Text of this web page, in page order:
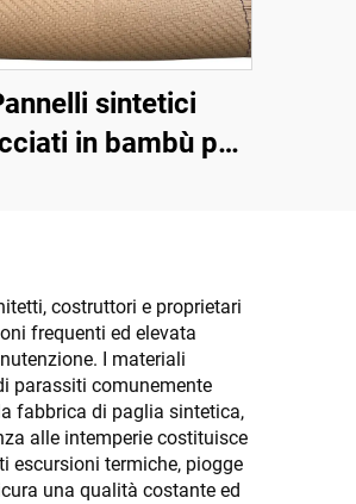
sintetici
in bambù per
costruttori e proprietari
frequenti ed elevata
I materiali
parassiti comunemente
fabbrica di paglia sintetica,
alle intemperie costituisce
escursioni termiche, piogge
una qualità costante ed